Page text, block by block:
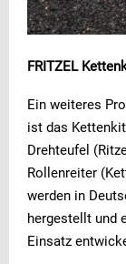
FRITZEL
Ein weiteres
ist das
Drehteufel
Rollenreiter
werden in
hergestellt und
Einsatz